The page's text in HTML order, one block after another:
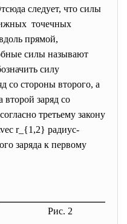
следует, что силы
точечных
прямой,
силы называют
силу
со стороны второго, а
заряд со
третьему закону
r_{1,2} радиус-
заряда к первому
Рис. 2